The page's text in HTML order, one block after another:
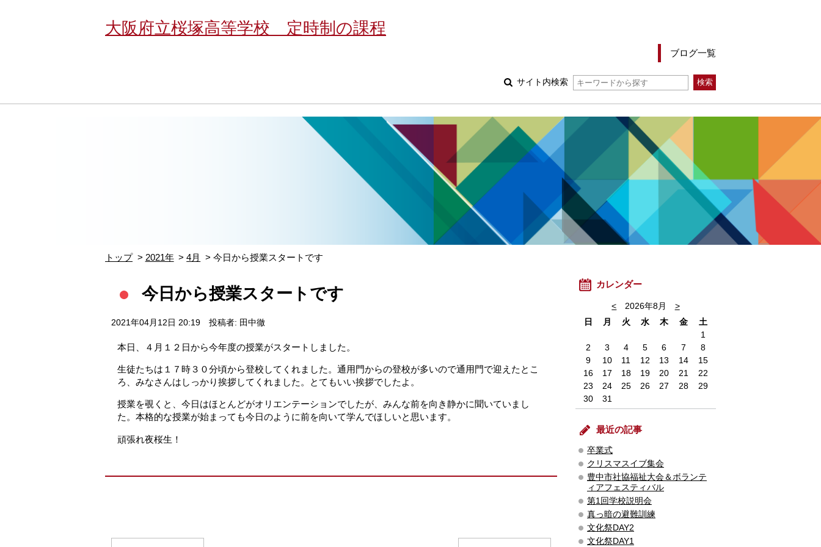
大阪府立桜塚高等学校 定時制の課程
ブログ一覧
サイト内検索
トップ 2021年 4月 今日から授業スタートです
今日から授業スタートです
2021年04月12日 20:19 投稿者: 田中徹
本日、４月１２日から今年度の授業がスタートしました。
生徒たちは１７時３０分頃から登校してくれました。通用門からの登校が多いので通用門で迎えたとこ
ろ、みなさんはしっかり挨拶してくれました。とてもいい挨拶でしたよ。
授業を覗くと、今日はほとんどがオリエンテーションでしたが、みんな前を向き静かに聞いていまし
た。本格的な授業が始まっても今日のように前を向いて学んでほしいと思います。
頑張れ夜桜生！
カレンダー
< 2026年8月
>
日
月 火 水 木 金
土
1
2
3 4 5 6 7
8
9
10 11 12 13 14
15
16
17 18 19 20 21
22
23
24 25 26 27 28
29
30
31
最近の記事
卒業式
クリスマスイブ集会
豊中市社協福祉大会＆ボランテ
ィアフェスティバル
第1回学校説明会
真っ暗の避難訓練
文化祭DAY2
文化祭DAY1